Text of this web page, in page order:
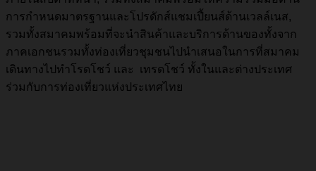
การกำหนดมาตรฐานและโปรดักส์แชมเปี้ยนส์ด้านเวลล์เนส,
รวมทั้งสมาคมพร้อมที่จะนำสินค้าและบริการด้านของทั้งจาก
ภาคเอกชนรวมทั้งท่องเที่ยวชุมชนไปนำเสนอในการที่สมาคม
เดินทางไปทำโรดโชว์ และ เทรดโชว์ ทั้งในและต่างประเทศ
ร่วมกับการท่องเที่ยวแห่งประเทศไทย